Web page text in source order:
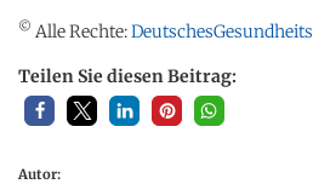
© Alle Rechte:
Teilen Sie diesen Beitrag:
Autor: